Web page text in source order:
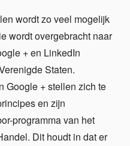
wordt zo veel mogelijk
wordt overgebracht naar
+ en LinkedIn
Staten.
Google + stellen zich te
en zijn
programma van het
Dit houdt in dat er